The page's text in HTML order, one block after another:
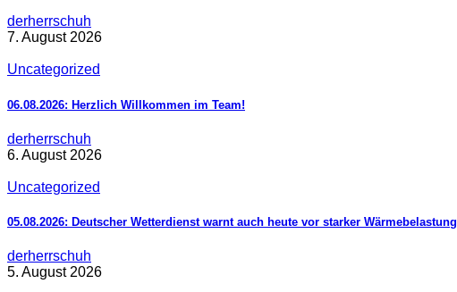
derherrschuh
7. August 2026
Uncategorized
06.08.2026: Herzlich Willkommen im Team!
derherrschuh
6. August 2026
Uncategorized
05.08.2026: Deutscher Wetterdienst warnt auch heute vor starker Wärmebelastung
derherrschuh
5. August 2026